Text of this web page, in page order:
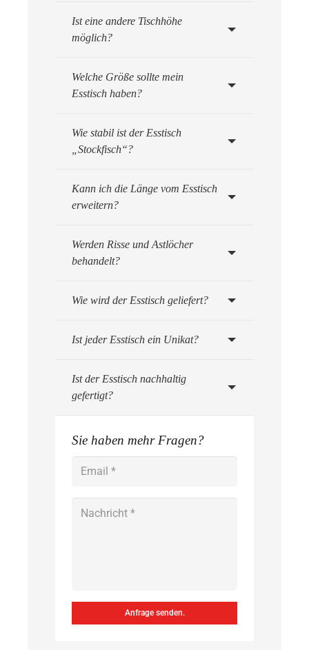
Ist eine andere Tischhöhe
möglich?
Welche Größe sollte mein
Esstisch haben?
Wie stabil ist der Esstisch
„Stockfisch“?
Kann ich die Länge vom Esstisch
erweitern?
Werden Risse und Astlöcher
behandelt?
Wie wird der Esstisch geliefert?
Ist jeder Esstisch ein Unikat?
Ist der Esstisch nachhaltig
gefertigt?
Sie haben mehr Fragen?
Anfrage senden.